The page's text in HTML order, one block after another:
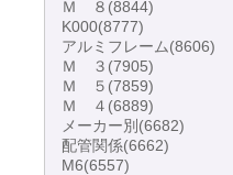
Ｍ ８ (8844)
K000(8777)
アルミフレーム(8606)
Ｍ ３ (7905)
Ｍ ５ (7859)
Ｍ ４ (6889)
メーカー別 (6682)
配管関係(6662)
M6(6557)